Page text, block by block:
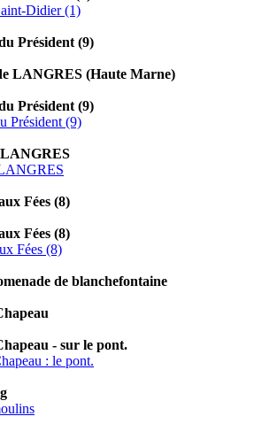
Didier (1)
Président (9)
LANGRES (Haute Marne)
Président (9)
Président (9)
Fées (8)
Fées (8)
Fées (8)
de blanchefontaine
- sur le pont.
: le pont.